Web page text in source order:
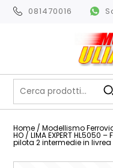
081470016
Home /Modellismo
HO / LIMA EXPERT HL5050
pilota 2 intermedie in